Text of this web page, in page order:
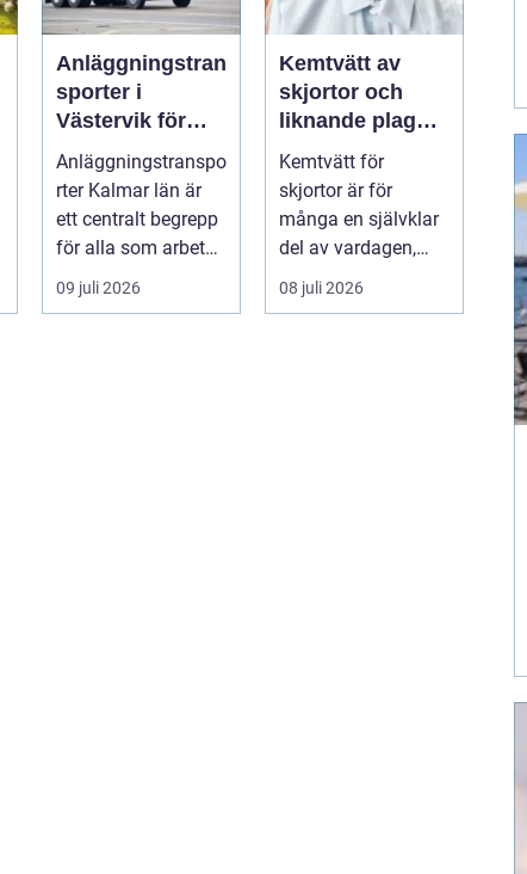
Anläggningstran
sporter i
Västervik för
effektiva
byggprojekt
Anläggningstranspo
rter Kalmar län är
ett centralt begrepp
för alla som arbetar
m...
09 juli 2026
Kemtvätt av
skjortor och
liknande plagg:
Så fungerar
professionell
klädvård i
praktiken
Kemtvätt för
skjortor är för
många en självklar
del av vardagen,
men ...
08 juli 2026